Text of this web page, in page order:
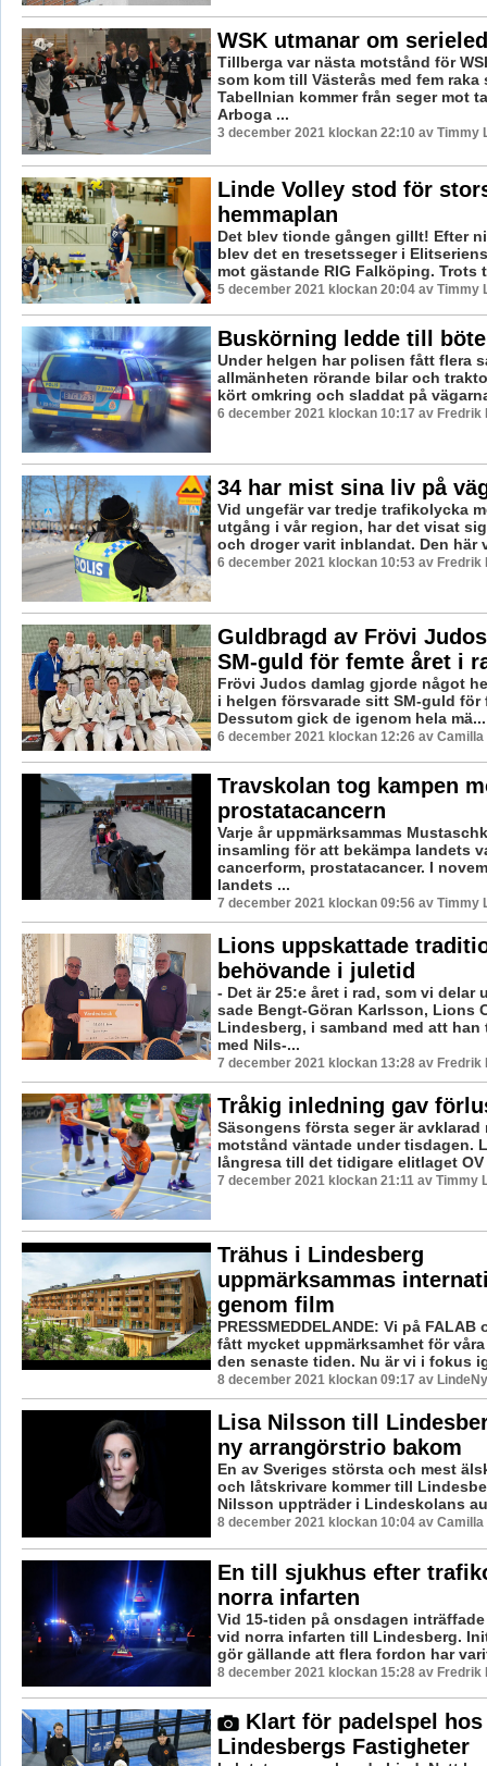
WSK utmanar om
Tillberga var nästa motstånd för
som kom till Västerås med fem raka
Tabellnian kommer från seger mot
Arboga ...
3 december 2021 klockan 22:10 av Timmy
Linde Volley stod för
hemmaplan
Det blev tionde gången gillt! Efter
blev det en tresetsseger i
mot gästande RIG Falköping. Trots
5 december 2021 klockan 20:04 av Timmy
Buskörning ledde till
Under helgen har polisen fått flera
allmänheten rörande bilar och
kört omkring och sladdat på
6 december 2021 klockan 10:17 av Fredrik
34 har mist sina liv på
Vid ungefär var tredje trafikolycka
utgång i vår region, har det visat
och droger varit inblandat. Den här
6 december 2021 klockan 10:53 av Fredrik
Guldbragd av Frövi
SM-guld för femte året i
Frövi Judos damlag gjorde något
i helgen försvarade sitt SM-guld för
Dessutom gick de igenom hela mä...
6 december 2021 klockan 12:26 av Camilla
Travskolan tog kampen
prostatacancern
Varje år uppmärksammas
insamling för att bekämpa landets
cancerform, prostatacancer. I
landets ...
7 december 2021 klockan 09:56 av Timmy
Lions uppskattade
behövande i juletid
- Det är 25:e året i rad, som vi delar
sade Bengt-Göran Karlsson, Lions
Lindesberg, i samband med att han
med Nils-...
7 december 2021 klockan 13:28 av Fredrik
Tråkig inledning gav
Säsongens första seger är avklarad
motstånd väntade under tisdagen.
långresa till det tidigare elitlaget OV
7 december 2021 klockan 21:11 av Timmy
Trähus i Lindesberg
uppmärksammas
genom film
PRESSMEDDELANDE: Vi på FALAB
fått mycket uppmärksamhet för
den senaste tiden. Nu är vi i fokus
8 december 2021 klockan 09:17 av
Lisa Nilsson till
ny arrangörstrio bakom
En av Sveriges största och mest
och låtskrivare kommer till
Nilsson uppträder i Lindeskolans
8 december 2021 klockan 10:04 av Camilla
En till sjukhus efter
norra infarten
Vid 15-tiden på onsdagen
vid norra infarten till Lindesberg.
gör gällande att flera fordon har
8 december 2021 klockan 15:28 av Fredrik
Klart för padelspel hos
Lindesbergs Fastigheter